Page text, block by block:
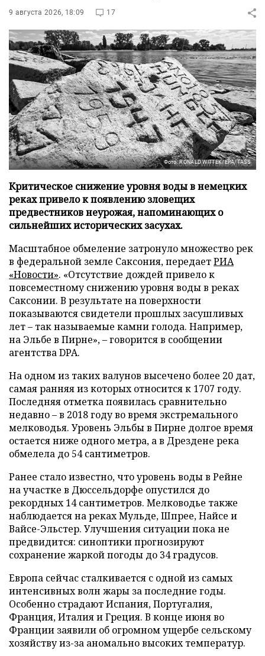
9 августа 2026, 18:09 17
Фото: RONALD WITTEK/EPA/TASS
Критическое снижение уровня воды в немецких
реках привело к появлению зловещих
предвестников неурожая, напоминающих о
сильнейших исторических засухах.
Масштабное обмеление затронуло множество рек
в федеральной земле Саксония, передаетРИА
«Новости». «Отсутствие дождей привело к
повсеместному снижению уровня воды в реках
Саксонии. В результате на поверхности
показываются свидетели прошлых засушливых
лет – так называемые камни голода. Например,
на Эльбе в Пирне», – говорится в сообщении
агентства DPA.
На одном из таких валунов высечено более 20 дат,
самая ранняя из которых относится к 1707 году.
Последняя отметка появилась сравнительно
недавно – в 2018 году во время экстремального
мелководья. Уровень Эльбы в Пирне долгое время
остается ниже одного метра, а в Дрездене река
обмелела до 54 сантиметров.
Ранее стало известно, что уровень воды в Рейне
на участке в Дюссельдорфе опустился до
рекордных 14 сантиметров. Мелководье также
наблюдается на реках Мульде, Шпрее, Найсе и
Вайсе-Эльстер. Улучшения ситуации пока не
предвидится: синоптики прогнозируют
сохранение жаркой погоды до 34 градусов.
Европа сейчас сталкивается с одной из самых
интенсивных волн жары за последние годы.
Особенно страдают Испания, Португалия,
Франция, Италия и Греция. В конце июня во
Франции заявили об огромном ущербе сельскому
хозяйству из-за аномально высоких температур.